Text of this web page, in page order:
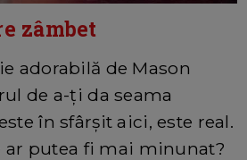
zâmbet
adorabilă de Mason
de a-ți da seama
în sfârșit aici, este real.
ar putea fi mai minunat?